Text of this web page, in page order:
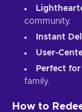
community.
Instant
User-
Perfect
family.
How to